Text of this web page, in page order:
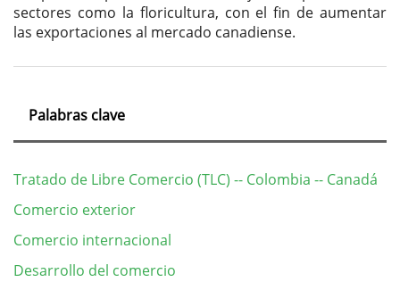
sectores como la floricultura, con el fin de aumentar
las exportaciones al mercado canadiense.
Palabras clave
Tratado de Libre Comercio (TLC) -- Colombia -- Canadá
Comercio exterior
Comercio internacional
Desarrollo del comercio